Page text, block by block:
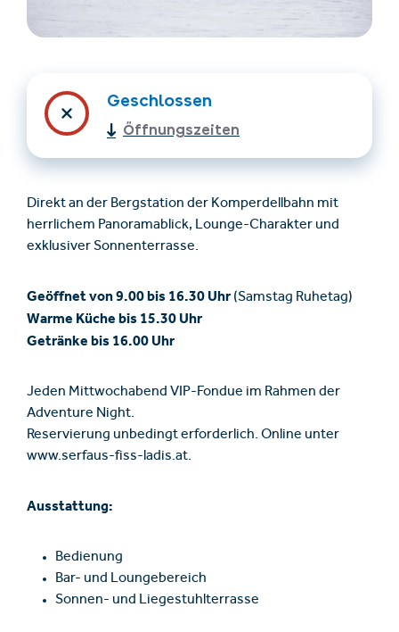
Gutscheinshop
info@serfaus-fiss-ladis.at
Geschlossen
Öffnungszeiten
Direkt an der Bergstation der Komperdellbahn mit
herrlichem Panoramablick, Lounge-Charakter und
exklusiver Sonnenterrasse.
Geöffnet von 9.00 bis 16.30 Uhr (Samstag Ruhetag)
Warme Küche bis 15.30 Uhr
Getränke bis 16.00 Uhr
Jeden Mittwochabend VIP-Fondue im Rahmen der
Adventure Night.
Reservierung unbedingt erforderlich. Online unter
www.serfaus-fiss-ladis.at.
Ausstattung:
Bedienung
Bar- und Loungebereich
Sonnen- und Liegestuhlterrasse